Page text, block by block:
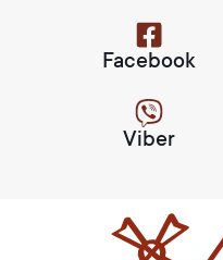
Facebook
Viber